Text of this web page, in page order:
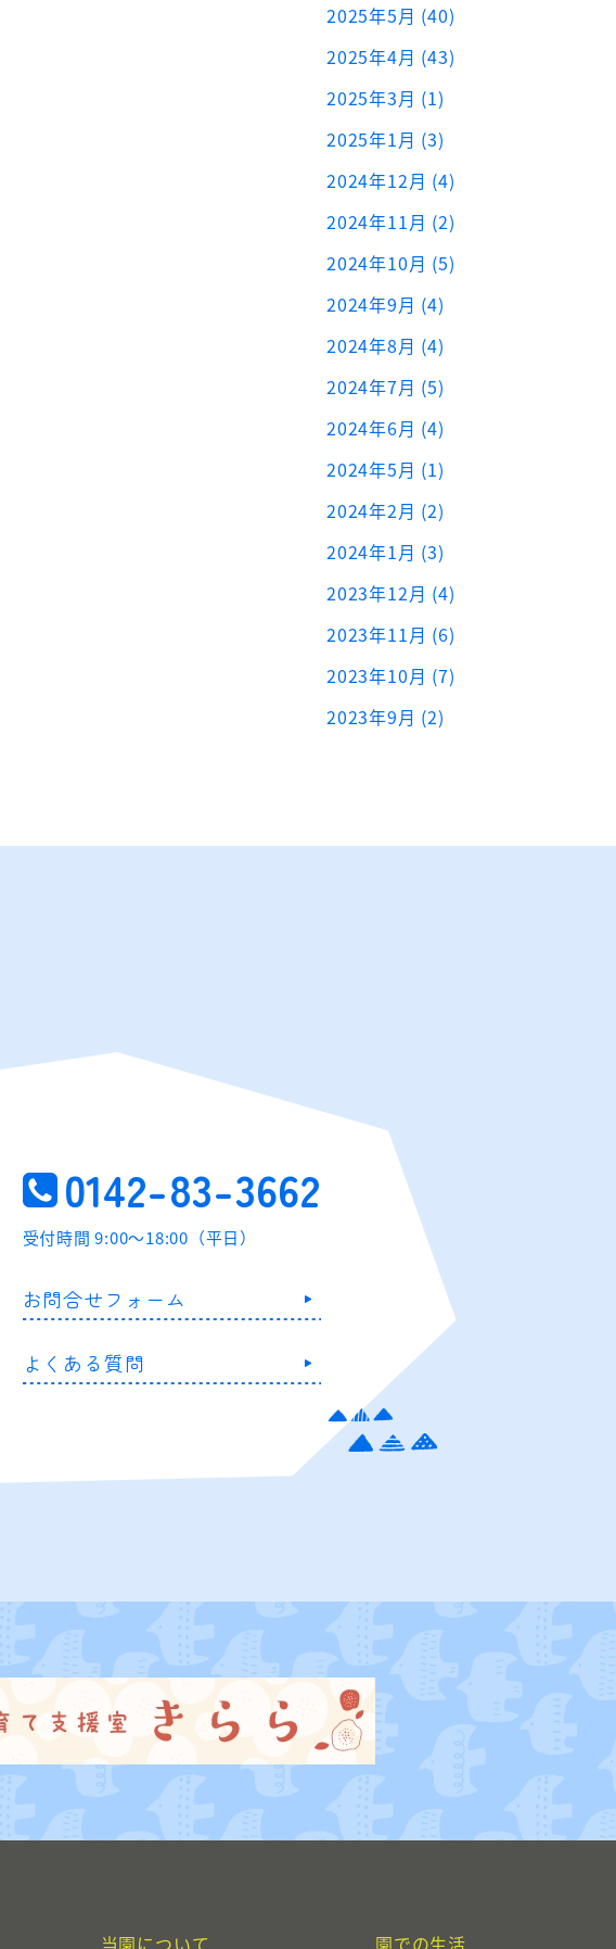
2025年5月 (40)
2025年4月 (43)
2025年3月 (1)
2025年1月 (3)
2024年12月 (4)
2024年11月 (2)
2024年10月 (5)
2024年9月 (4)
2024年8月 (4)
2024年7月 (5)
2024年6月 (4)
2024年5月 (1)
2024年2月 (2)
2024年1月 (3)
2023年12月 (4)
2023年11月 (6)
2023年10月 (7)
2023年9月 (2)
0142-83-3662
受付時間 9:00～18:00（平日）
お問合せフォーム
よくある質問